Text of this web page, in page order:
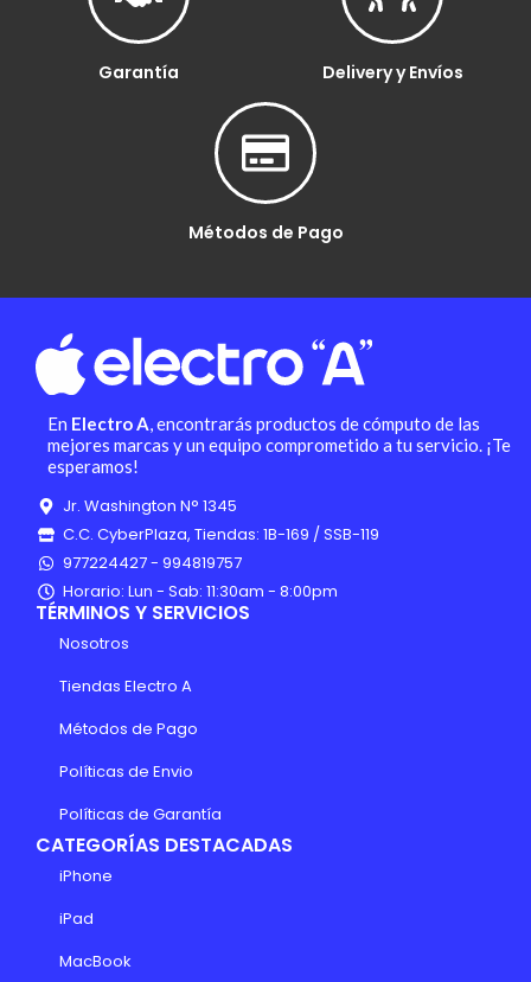
Garantía Delivery y Envíos
Métodos de Pago
En Electro A, encontrarás productos de cómputo de las
mejores marcas y un equipo comprometido a tu servicio. ¡Te
esperamos!
Jr. Washington N° 1345
C.C. CyberPlaza, Tiendas: 1B-169 / SSB-119
977224427 - 994819757
Horario: Lun - Sab: 11:30am - 8:00pm
TÉRMINOS Y SERVICIOS
Nosotros
Tiendas Electro A
Métodos de Pago
Políticas de Envio
Políticas de Garantía
CATEGORÍAS DESTACADAS
iPhone
iPad
MacBook